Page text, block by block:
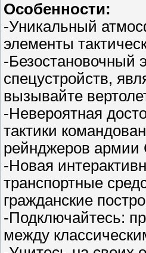
Особенности:
-Уникальный
элементы
-Безостановочный
спецустройств,
вызывайте
-Невероятная
тактики
рейнджеров армии
-Новая
транспортные
гражданские
-Подключайтесь:
между